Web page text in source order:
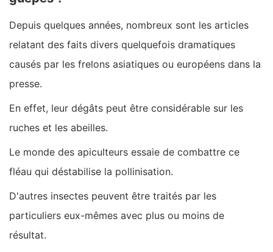
Depuis quelques années, nombreux sont les articles
relatant des faits divers quelquefois dramatiques
causés par les frelons asiatiques ou européens dans la
presse.
En effet, leur dégâts peut être considérable sur les
ruches et les abeilles.
Le monde des apiculteurs essaie de combattre ce
fléau qui déstabilise la pollinisation.
D'autres insectes peuvent être traités par les
particuliers eux-mêmes avec plus ou moins de
résultat.